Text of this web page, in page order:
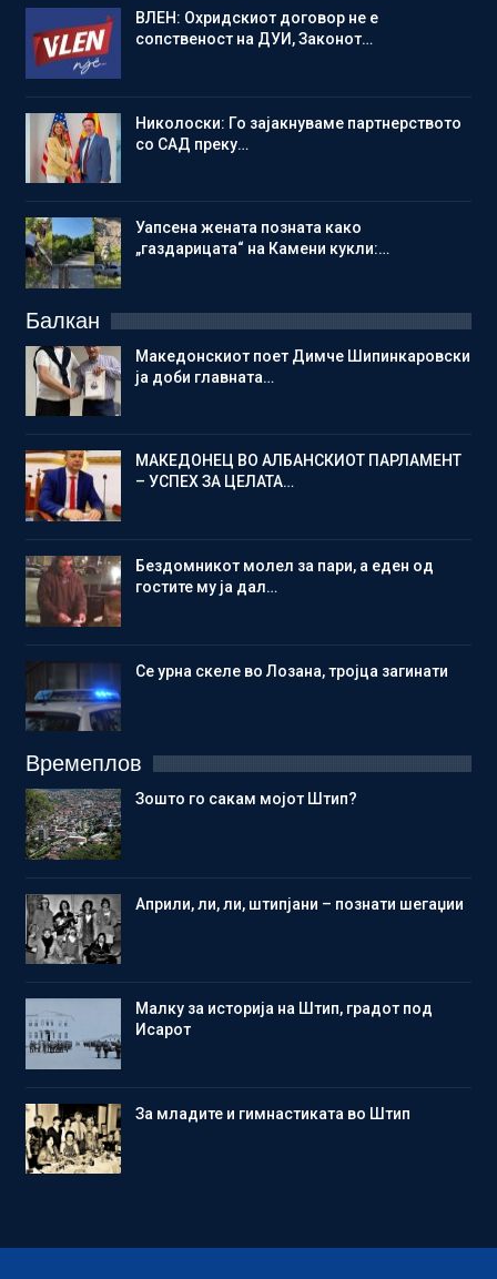
ВЛЕН: Охридскиот договор не е
сопственост на ДУИ, Законот…
Николоски: Го зајакнуваме партнерството
со САД преку…
Уапсена жената позната како
„газдарицата“ на Камени кукли:…
Балкан
Македонскиот поет Димче Шипинкаровски
ја доби главната…
МАКЕДОНЕЦ ВО АЛБАНСКИОТ ПАРЛАМЕНТ
– УСПЕХ ЗА ЦЕЛАТА…
Бездомникот молел за пари, а еден од
гостите му ја дал…
Се урна скеле во Лозана, тројца загинати
Времеплов
Зошто го сакам мојот Штип?
Aприли, ли, ли, штипјани – познати шегаџии
Малку за историја на Штип, градот под
Исарот
Зa младите и гимнастиката во Штип